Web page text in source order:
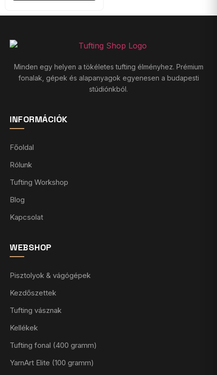
Minden egy helyen a tökéletes tufting élményhez. Prémium
fonalak, gépek és alapanyagok egyenesen a budapesti
stúdiónkból.
INFORMÁCIÓK
Főoldal
Rólunk
Tufting Workshop
Blog
Kapcsolat
WEBSHOP
Pisztolyok & vágógépek
Kezdőszettek
Tufting vásznak
Kellékek
Tufting fonal (400 gramm)
YarnArt Elite (100 gramm)